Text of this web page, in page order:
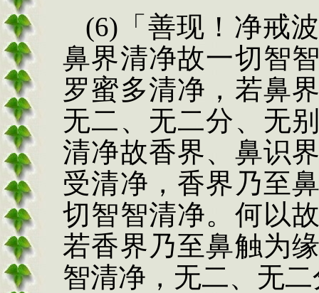
(6) 「善现！净戒
鼻界清净故一切智
罗蜜多清净，若鼻
无二、无二分、无
清净故香界、鼻识
受清净，香界乃至
切智智清净。何以
若香界乃至鼻触为
智清净，无二、无二